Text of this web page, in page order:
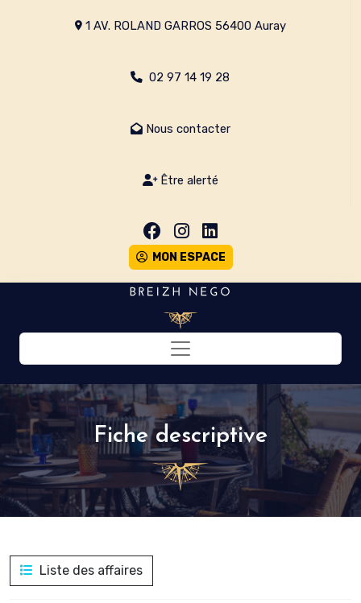
1 AV. ROLAND GARROS 56400 Auray
02 97 14 19 28
Nous contacter
Être alerté
MON ESPACE
Toggle navigation
Fiche descriptive
Liste des affaires